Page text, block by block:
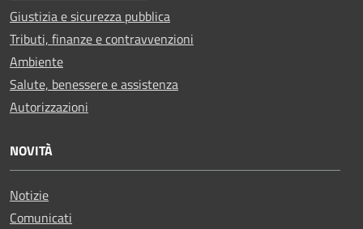
Giustizia e sicurezza pubblica
Tributi, finanze e contravvenzioni
Ambiente
Salute, benessere e assistenza
Autorizzazioni
NOVITÀ
Notizie
Comunicati